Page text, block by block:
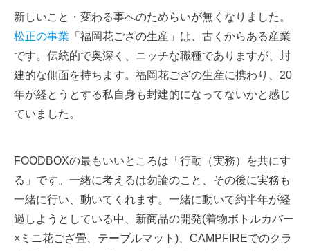
新しいこと・変わる事へのためらいが無くなりました。
松正の事業 「福岡花ござの生産」は、古くからある産業
です。伝統的で奥深く、ニッチな職種でありますが、封
建的な側面を持ちます。福岡花ござの生産に携わり、20
年が経とうとする私自身も封建的になってないかと感じ
ていました。
FOODBOXの最もいいところは「行動（実務）を共にす
る」です。一緒に考えるは勿論のこと、その後に実務も
一緒に行い、動いてくれます。一緒に動いて約半年が経
過しようとしている中、 新商品の開発(着物ボトルカバー
×ミニ花ござ畳、テーブルマット)、CAMPFIREでのクラ